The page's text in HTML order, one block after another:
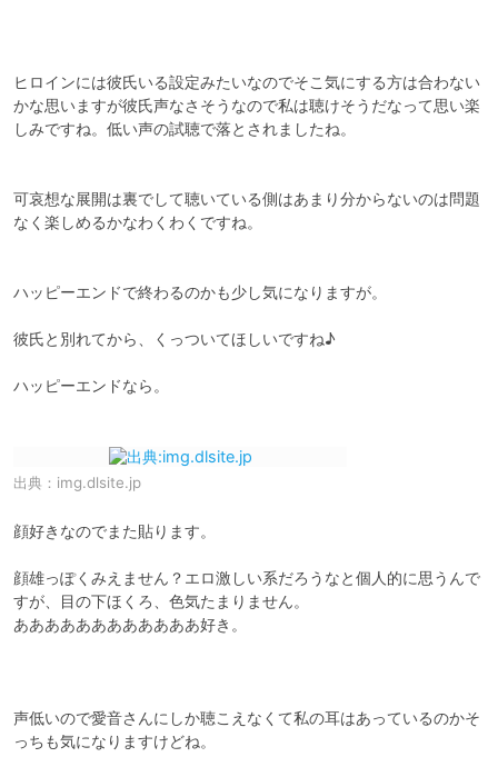
ヒロインには彼氏いる設定みたいなのでそこ気にする方は合わない
かな思いますが彼氏声なさそうなので私は聴けそうだなって思い楽
しみですね。低い声の試聴で落とされましたね。
可哀想な展開は裏でして聴いている側はあまり分からないのは問題
なく楽しめるかなわくわくですね。
ハッピーエンドで終わるのかも少し気になりますが。
彼氏と別れてから、くっついてほしいですね♪
ハッピーエンドなら。
出典： img.dlsite.jp
顔好きなのでまた貼ります。
顔雄っぽくみえません？エロ激しい系だろうなと個人的に思うんで
すが、目の下ほくろ、色気たまりません。
ああああああああああああ好き。
声低いので愛音さんにしか聴こえなくて私の耳はあっているのかそ
っちも気になりますけどね。